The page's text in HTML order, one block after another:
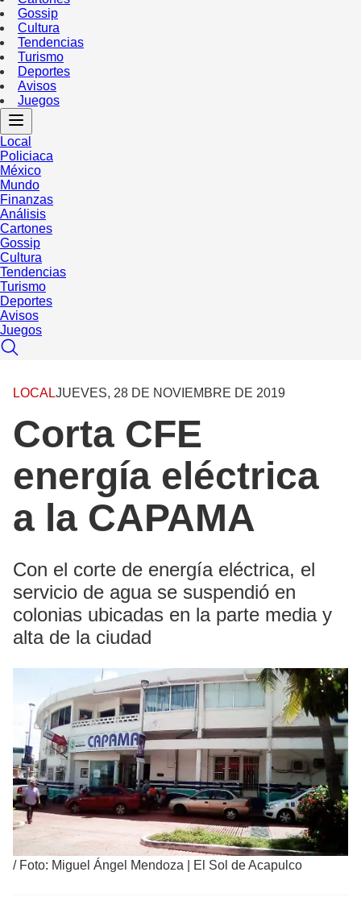
Gossip
Cultura
Tendencias
Turismo
Deportes
Avisos
Juegos
Local
Policiaca
México
Mundo
Finanzas
Análisis
Cartones
Gossip
Cultura
Tendencias
Turismo
Deportes
Avisos
Juegos
LOCALJUEVES, 28 DE NOVIEMBRE DE 2019
Corta CFE
energía eléctrica
a la CAPAMA
Con el corte de energía eléctrica, el
servicio de agua se suspendió en
colonias ubicadas en la parte media y
alta de la ciudad
/ Foto: Miguel Ángel Mendoza | El Sol de Acapulco